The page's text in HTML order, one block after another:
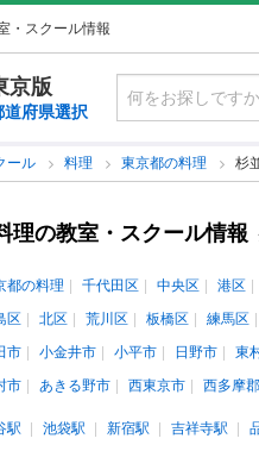
・スクール情報
京版
道府県選択
ール 料理 東京都の料理 杉
理の教室・スクール情報
都の料理 千代田区 中央区 港区
区
北区 荒川区 板橋区 練馬区
市
小金井市 小平市 日野市 東
市
あきる野市 西東京市 西多摩郡
駅 池袋駅 新宿駅 吉祥寺駅